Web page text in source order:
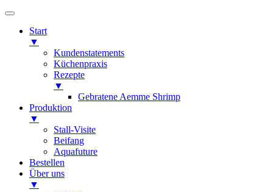
Start
▼
Kundenstatements
Küchenpraxis
Rezepte
▼
Gebratene Aemme Shrimp
Produktion
▼
Stall-Visite
Beifang
Aquafuture
Bestellen
Über uns
▼